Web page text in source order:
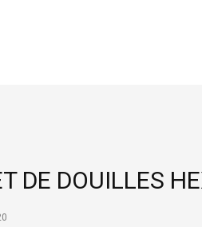
DE DOUILLES